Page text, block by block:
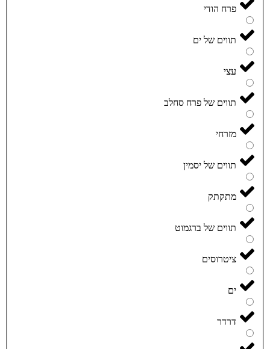
פרח הודי
תווים של ים
עצי
תווים של פרח סחלב
מזרחי
תווים של יסמין
מתקתק
תווים של ברגמוט
ציטרוסים
ים
דרדר